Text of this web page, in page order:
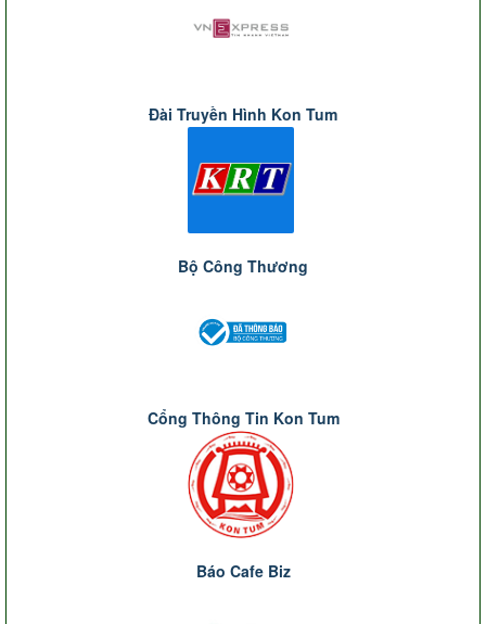
Đài Truyền Hình Kon Tum
Bộ Công Thương
Cổng Thông Tin Kon Tum
Báo Cafe Biz